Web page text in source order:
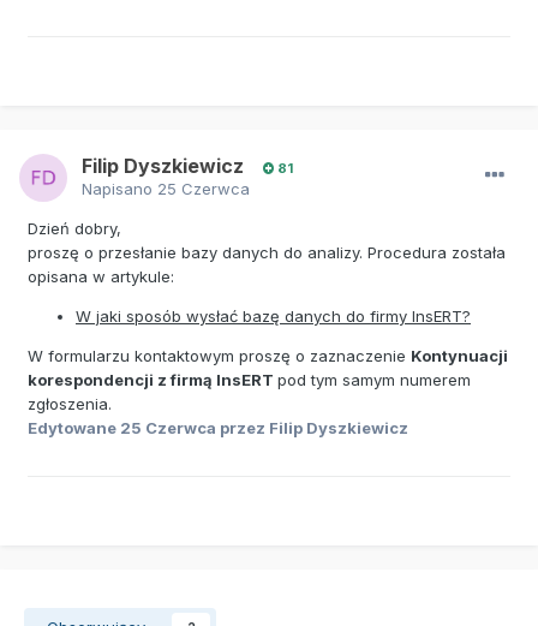
Filip Dyszkiewicz 81
Napisano 25 Czerwca
Dzień dobry,
proszę o przesłanie bazy danych do analizy. Procedura została
opisana w artykule:
W jaki sposób wysłać bazę danych do firmy InsERT?
W formularzu kontaktowym proszę o zaznaczenie Kontynuacji
korespondencji z firmą InsERT pod tym samym numerem
zgłoszenia.
Edytowane 25 Czerwca przez Filip Dyszkiewicz